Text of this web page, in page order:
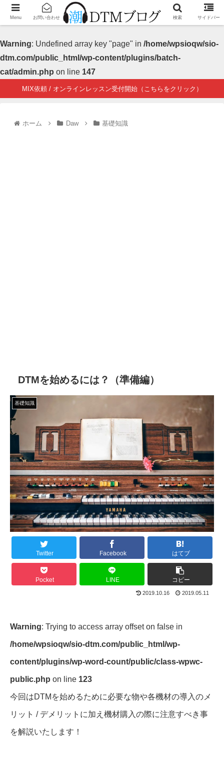
Warning: Undefined array key "page" in /home/wpsioqw/sio-
dtm.com/public_html/wp-content/plugins/batch-
cat/admin.php on line 147
MIX依頼 / オンラインレッスン受付開始（こちらをクリック）
ホーム Daw 基礎知識
DTMを始めるには？（準備編）
基礎知識
Twitter Facebook はてブ
Pocket LINE コピー
2019.10.16 2019.05.11
Warning: Trying to access array offset on false in
/home/wpsioqw/sio-dtm.com/public_html/wp-
content/plugins/wp-word-count/public/class-wpwc-
public.php on line 123
今回はDTMを始めるために必要な物や各機材の導入のメ
リット / デメリットに加え機材購入の際に注意すべき事
を解説いたします！
Menu お問い合わせ 検索 サイドバー